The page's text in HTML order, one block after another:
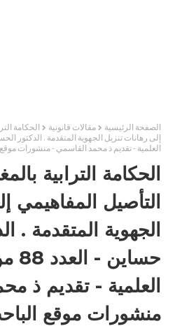
الصفحة الرئيسية مقالات قانونية
الحكامة
العلمية - تقديم ذ محمد القاسمي - منشورات موقع
الحكامة الترابية
التأصيل المفاهيمي
الجهوية المتقدمة .
العلمية - تقديم ذ
منشورات موقع